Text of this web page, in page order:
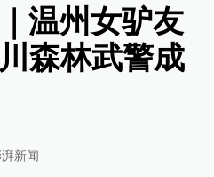
温州女驴友
森林武警成
新闻